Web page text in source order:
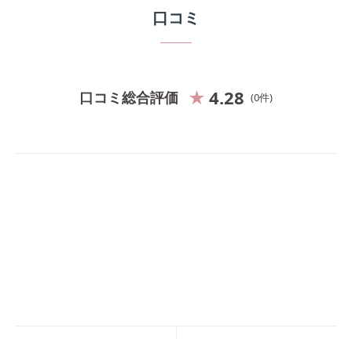
口コミ
口コミ総合評価 4.28 0件